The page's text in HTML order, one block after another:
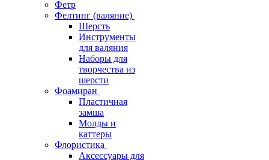
Фетр
Фелтинг (валяние)
Шерсть
Инструменты
для валяния
Наборы для
творчества из
шерсти
Фоамиран
Пластичная
замша
Молды и
каттеры
Флористика
Аксессуары для